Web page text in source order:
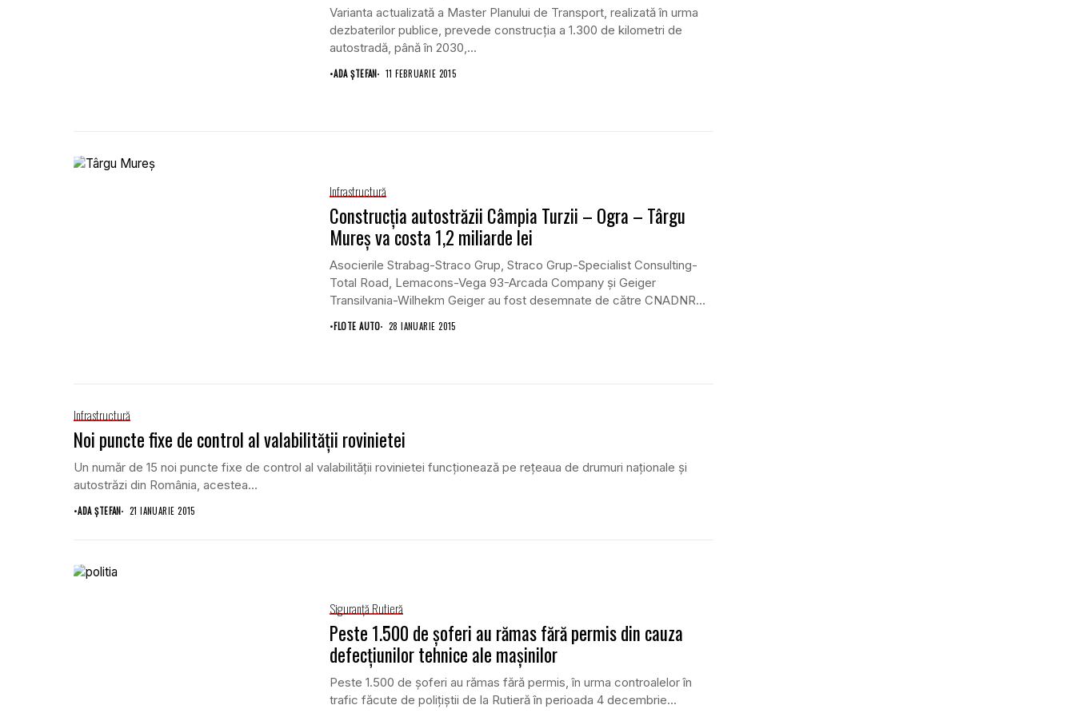
Varianta actualizată a Master Planului de Transport, realizată în urma
dezbaterilor publice, prevede construcţia a 1.300 de kilometri de
autostradă, până în 2030,...
•ADA ȘTEFAN 11 FEBRUARIE 2015
Infrastructură
Construcţia autostrăzii Câmpia Turzii – Ogra – Târgu
Mureş va costa 1,2 miliarde lei
Asocierile Strabag-Straco Grup, Straco Grup-Specialist Consulting-
Total Road, Lemacons-Vega 93-Arcada Company şi Geiger
Transilvania-Wilhekm Geiger au fost desemnate de către CNADNR
constructorii autostrăzii Câmpia...
•FLOTE AUTO 28 IANUARIE 2015
Infrastructură
Noi puncte fixe de control al valabilităţii rovinietei
Un număr de 15 noi puncte fixe de control al valabilităţii rovinietei funcţionează pe reţeaua de drumuri naţionale şi
autostrăzi din România, acestea...
•ADA ȘTEFAN 21 IANUARIE 2015
Siguranţă Rutieră
Peste 1.500 de şoferi au rămas fără permis din cauza
defecţiunilor tehnice ale maşinilor
Peste 1.500 de şoferi au rămas fără permis, în urma controalelor în
trafic făcute de poliţiştii de la Rutieră în perioada 4 decembrie...